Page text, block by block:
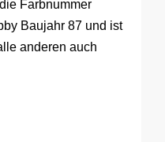
Farbnummer
Baujahr 87 und ist
anderen auch